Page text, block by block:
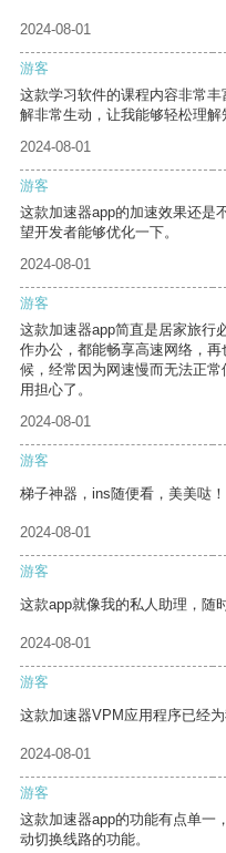
2024-08-01
游客
这款学习软件的课程内容非常
解非常生动，让我能够轻松理解
2024-08-01
游客
这款加速器app的加速效果还是
望开发者能够优化一下。
2024-08-01
游客
这款加速器app简直是居家旅行
作办公，都能畅享高速网络，
候，经常因为网速慢而无法正
用担心了。
2024-08-01
游客
梯子神器，ins随便看，美美哒！
2024-08-01
游客
这款app就像我的私人助理，随
2024-08-01
游客
这款加速器VPM应用程序已经
2024-08-01
游客
这款加速器app的功能有点单一
动切换线路的功能。